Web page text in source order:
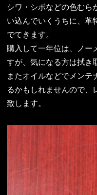
シワ・シボなどの色むら
い込んでいくうちに、革
でてきます。
購入して一年位は、ノー
すが、気になる方は拭き
またオイルなどでメンテ
るかもしれませんので、
致します。